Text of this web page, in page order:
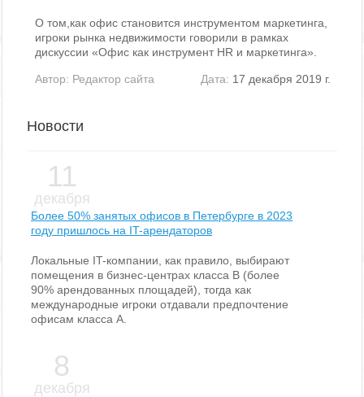
О том,как офис становится инструментом маркетинга,
игроки рынка недвижимости говорили в рамках
дискуссии «Офис как инструмент HR и маркетинга».
Автор: Редактор сайта Дата: 17 декабря 2019 г.
Новости
11
декабря
Более 50% занятых офисов в Петербурге в 2023
году пришлось на IT-арендаторов
Локальные IT-компании, как правило, выбирают
помещения в бизнес-центрах класса В (более
90% арендованных площадей), тогда как
международные игроки отдавали предпочтение
офисам класса А.
8
декабря